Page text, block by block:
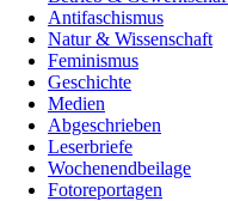
Antifaschismus
Natur & Wissenschaft
Feminismus
Geschichte
Medien
Abgeschrieben
Leserbriefe
Wochenendbeilage
Fotoreportagen